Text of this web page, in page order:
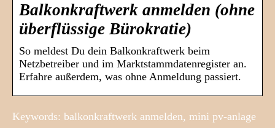
Balkonkraftwerk anmelden (ohne
überflüssige Bürokratie)
So meldest Du dein Balkonkraftwerk beim
Netzbetreiber und im Marktstammdatenregister an.
Erfahre außerdem, was ohne Anmeldung passiert.
Keywords: balkonkraftwerk anmelden, mini pv-anlage